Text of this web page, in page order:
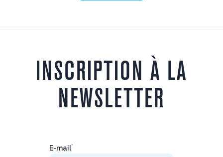
INSCRIPTION À LA
NEWSLETTER
E-mail*